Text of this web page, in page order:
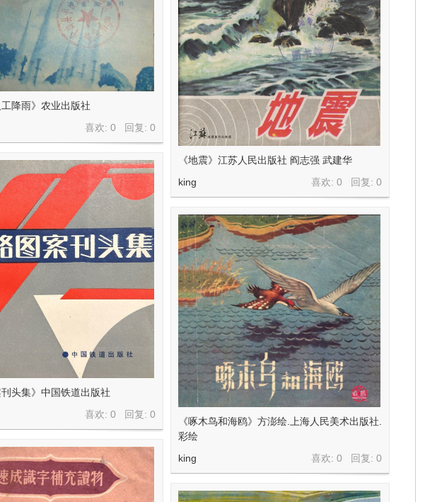
工降雨》农业出版社
喜欢: 0 回复:0
《地震》江苏人民出版社 阎志强 武建华
喜欢: 0 回复:0
king
刊头集》中国铁道出版社
喜欢: 0 回复:0
《啄木鸟和海鸥》方澎绘.上海人民美术出版社.
彩绘
喜欢: 0 回复:0
king